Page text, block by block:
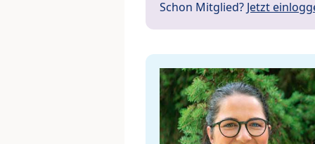
Schon Mitglied? Jetzt